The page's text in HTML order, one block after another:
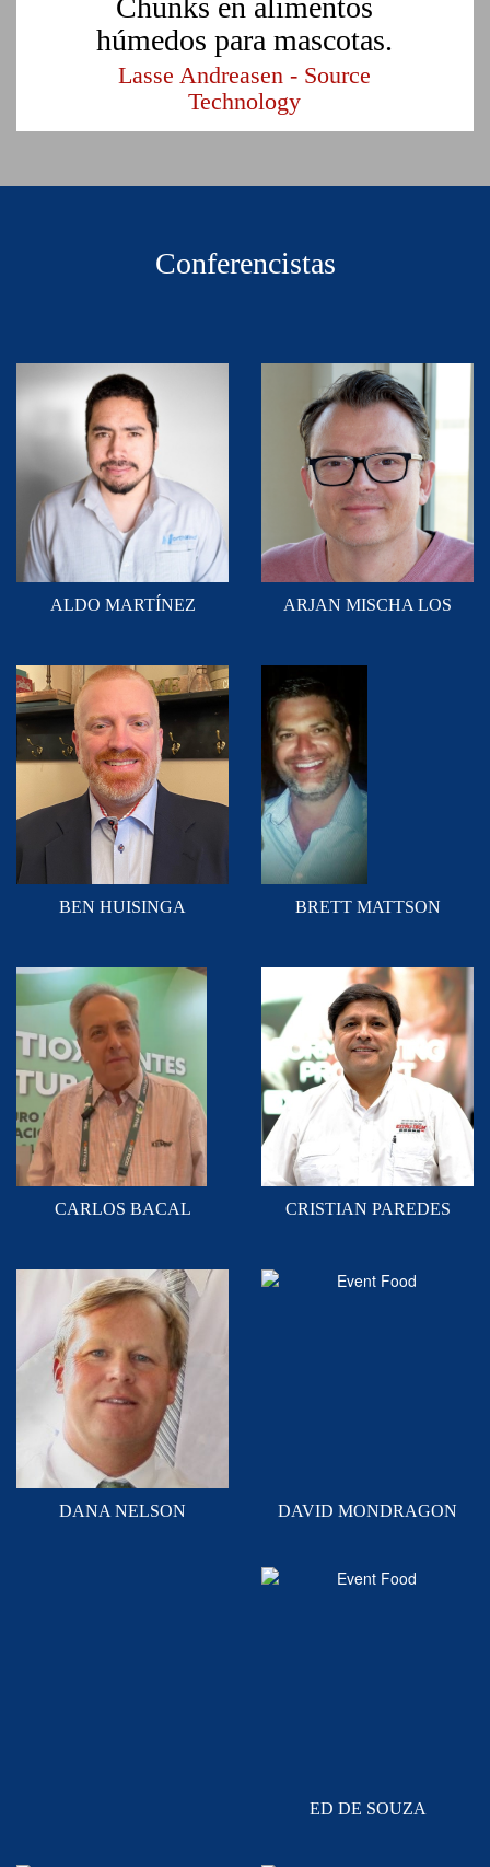
Chunks en alimentos
húmedos para mascotas.
Lasse Andreasen - Source
Technology
Conferencistas
ALDO MARTÍNEZ ARJAN MISCHA LOS
BEN HUISINGA BRETT MATTSON
CARLOS BACAL CRISTIAN PAREDES
DANA NELSON DAVID MONDRAGON
ED DE SOUZA